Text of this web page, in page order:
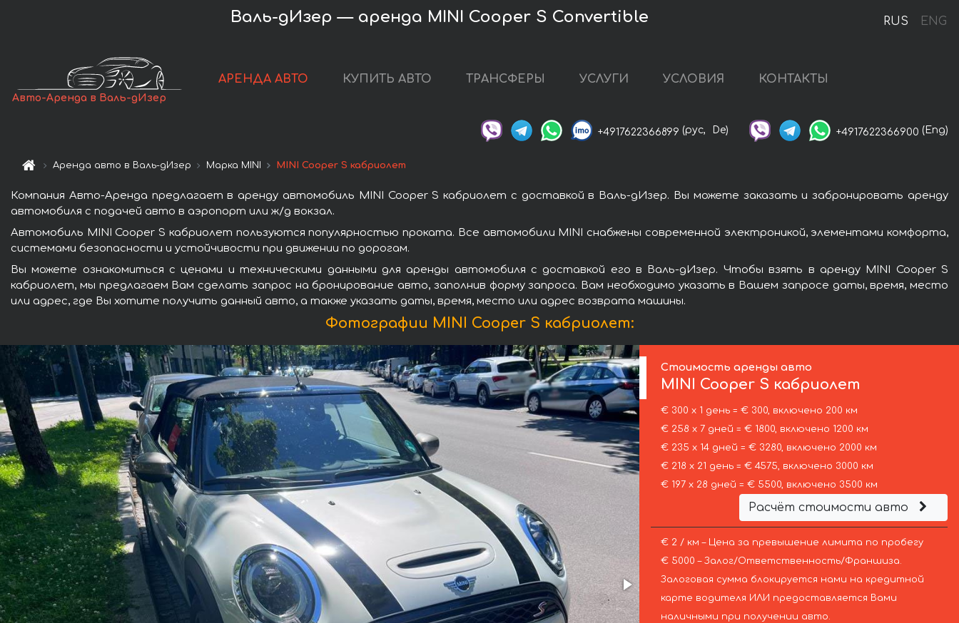
RUS ENG
Валь-дИзер — аренда MINI Cooper S Convertible
Авто-Аренда в Валь-дИзер
АРЕНДА АВТО КУПИТЬ АВТО ТРАНСФЕРЫ УСЛУГИ УСЛОВИЯ КОНТАКТЫ
+4917622366899 (рус, De) +4917622366900 (Eng)
Аренда авто в Валь-дИзер Марка MINI MINI Cooper S кабриолет
Компания Авто-Аренда предлагает в аренду автомобиль MINI Cooper S кабриолет с доставкой в Валь-дИзер. Вы можете заказать и забронировать аренду
автомобиля с подачей авто в аэропорт или ж/д вокзал.
Автомобиль MINI Cooper S кабриолет пользуются популярностью проката. Все автомобили MINI снабжены современной электроникой, элементами комфорта,
системами безопасности и устойчивости при движении по дорогам.
Вы можете ознакомиться с ценами и техническими данными для аренды автомобиля с доставкой его в Валь-дИзер. Чтобы взять в аренду MINI Cooper S
кабриолет, мы предлагаем Вам сделать запрос на бронирование авто, заполнив форму запроса. Вам необходимо указать в Вашем запросе даты, время, место
или адрес, где Вы хотите получить данный авто, а также указать даты, время, место или адрес возврата машины.
Фотографии MINI Cooper S кабриолет:
Стоимость аренды авто
MINI Cooper S кабриолет
€ 300 х 1 день = € 300, включено 200 км
€ 258 х 7 дней = € 1800, включено 1200 км
€ 235 х 14 дней = € 3280, включено 2000 км
€ 218 х 21 день = € 4575, включено 3000 км
€ 197 х 28 дней = € 5500, включено 3500 км
Расчёт стоимости авто
€ 2 / км – Цена за превышение лимита по пробегу
€ 5000 – Залог/Ответственность/Франшиза.
Залоговая сумма блокируется нами на кредитной
карте водителя ИЛИ предоставляется Вами
наличными при получении авто.